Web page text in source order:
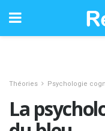
Théories Psychologie
La